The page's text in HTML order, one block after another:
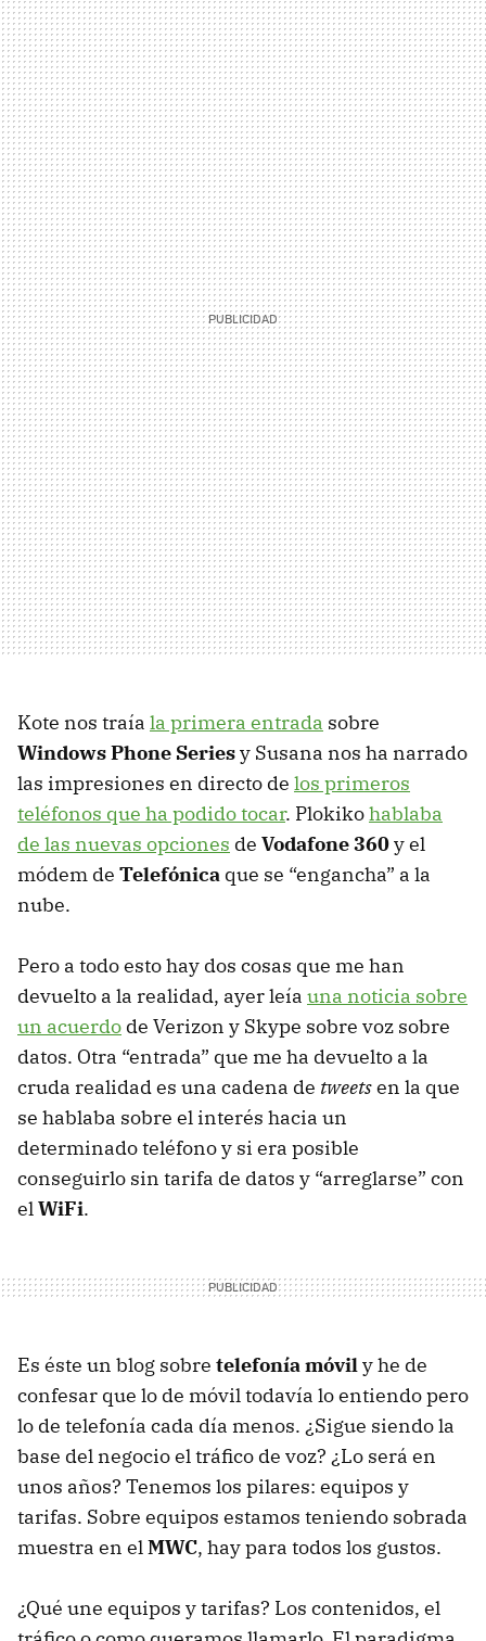
Kote nos traía la primera entrada sobre
Windows Phone Seriesy Susana nos ha narrado
las impresiones en directo de los primeros
teléfonos que ha podido tocar. Plokikohablaba
de las nuevas opciones de Vodafone 360y el
módem de Telefónica que se “engancha” a la
nube.
Pero a todo esto hay dos cosas que me han
devuelto a la realidad, ayer leía una noticia sobre
un acuerdo de Verizon y Skype sobre voz sobre
datos. Otra “entrada” que me ha devuelto a la
cruda realidad es una cadena de tweetsen la que
se hablaba sobre el interés hacia un
determinado teléfono y si era posible
conseguirlo sin tarifa de datos y “arreglarse” con
elWiFi.
Es éste un blog sobre telefonía móvily he de
confesar que lo de móvil todavía lo entiendo pero
lo de telefonía cada día menos. ¿Sigue siendo la
base del negocio el tráfico de voz? ¿Lo será en
unos años? Tenemos los pilares: equipos y
tarifas. Sobre equipos estamos teniendo sobrada
muestra en elMWC, hay para todos los gustos.
¿Qué une equipos y tarifas? Los contenidos, el